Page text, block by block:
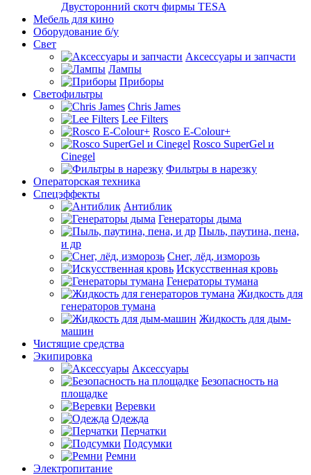
Двусторонний скотч фирмы TESA
Мебель для кино
Оборудование б/у
Свет
Аксессуары и запчасти
Лампы
Приборы
Светофильтры
Chris James
Lee Filters
Rosco E-Colour+
Rosco SuperGel и
Cinegel
Фильтры в нарезку
Операторская техника
Спецэффекты
Антиблик
Генераторы дыма
Пыль, паутина, пена,
и др
Снег, лёд, изморозь
Искусственная кровь
Генераторы тумана
Жидкость для
генераторов тумана
Жидкость для дым-
машин
Чистящие средства
Экипировка
Аксессуары
Безопасность на
площадке
Веревки
Одежда
Перчатки
Подсумки
Ремни
Электропитание